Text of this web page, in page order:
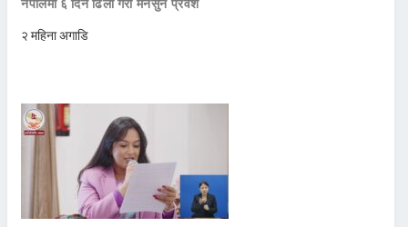
२ महिना अगाडि